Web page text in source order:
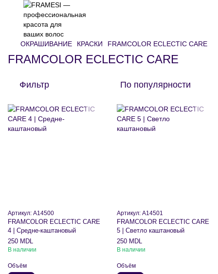
ОКРАШИВАНИЕ КРАСКИ FRAMCOLOR ECLECTIC CARE
FRAMCOLOR ECLECTIC CARE
Фильтр По популярности
Артикул: A14500
FRAMCOLOR ECLECTIC CARE
4 | Средне-каштановый
250 MDL
В наличии
Объём
Артикул: A14501
FRAMCOLOR ECLECTIC CARE
5 | Светло каштановый
250 MDL
В наличии
Объём